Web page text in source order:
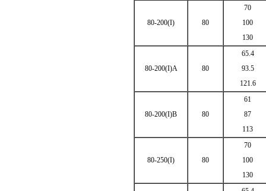
80-200(I) 80
70
100
130
80-200(I)A 80
65.4
93.5
121.6
80-200(I)B 80
61
87
113
80-250(I) 80
70
100
130